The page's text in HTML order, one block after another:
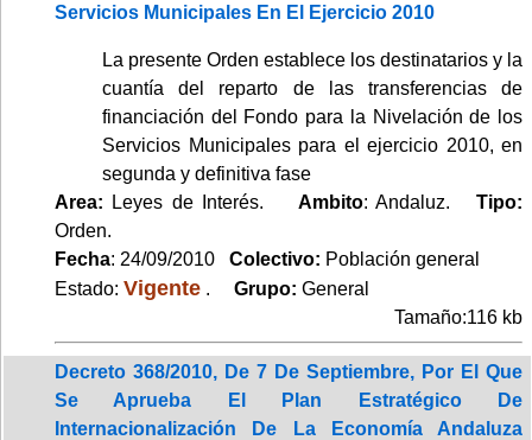
Servicios Municipales En El Ejercicio 2010
La presente Orden establece los destinatarios y la
cuantía del reparto de las transferencias de
financiación del Fondo para la Nivelación de los
Servicios Municipales para el ejercicio 2010, en
segunda y definitiva fase
Area: Leyes de Interés. Ambito: Andaluz.Tipo:
Orden.
Fecha: 24/09/2010 Colectivo: Población general
Estado: Vigente . Grupo: General
Tamaño:116 kb
Decreto 368/2010, De 7 De Septiembre, Por El Que
Se Aprueba El Plan Estratégico De
Internacionalización De La Economía Andaluza